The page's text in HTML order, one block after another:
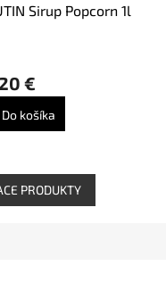
Sirup Popcorn 1l
€
Do košíka
PRODUKTY